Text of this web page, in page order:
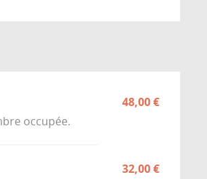
occupée.
48,00 €
32,00 €